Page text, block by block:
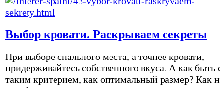
Выбор кровати. Раскрываем секреты
При выборе спального места, а точнее кровати,
придерживайтесь собственного вкуса. А как быть
таким критерием, как оптимальный размер? Как